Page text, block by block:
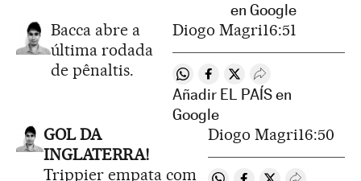
en Google
Bacca abre a
última rodada
de pênaltis.
Diogo Magri16:51
Compartir en Whatsapp
Compartir en Facebook
Compartir en Twitter
Desplegar Redes
Añadir EL PAÍS en
Google
GOL DA
INGLATERRA!
Trippier empata com
Diogo Magri16:50